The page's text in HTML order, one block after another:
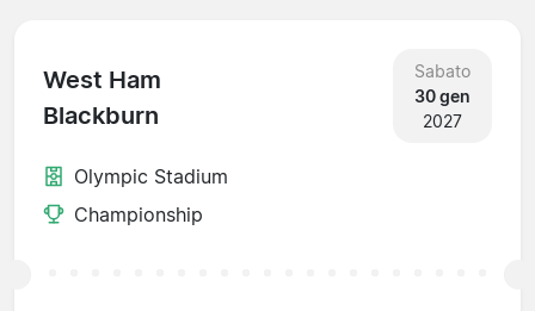
West Ham
Blackburn
Sabato
30 gen
2027
Olympic Stadium
Championship